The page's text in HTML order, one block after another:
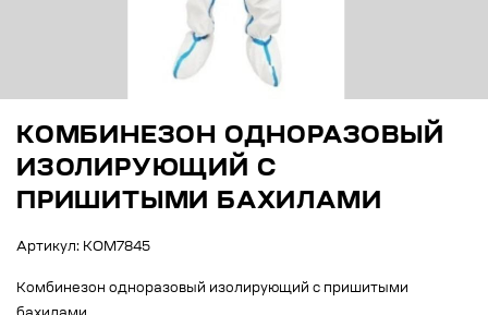
КОМБИНЕЗОН ОДНОРАЗОВЫЙ
ИЗОЛИРУЮЩИЙ С
ПРИШИТЫМИ БАХИЛАМИ
Артикул: КОМ7845
Комбинезон одноразовый изолирующий с пришитыми